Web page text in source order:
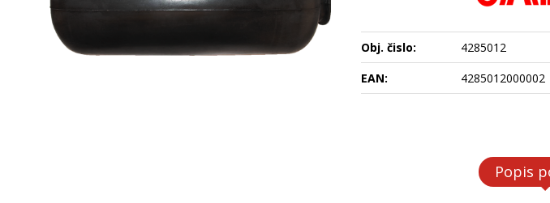
Obj. čislo:
4285012
EAN:
4285012000002
Popis